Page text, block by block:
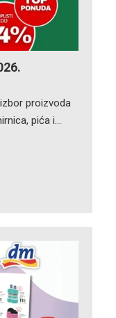
proizvoda
pića i…